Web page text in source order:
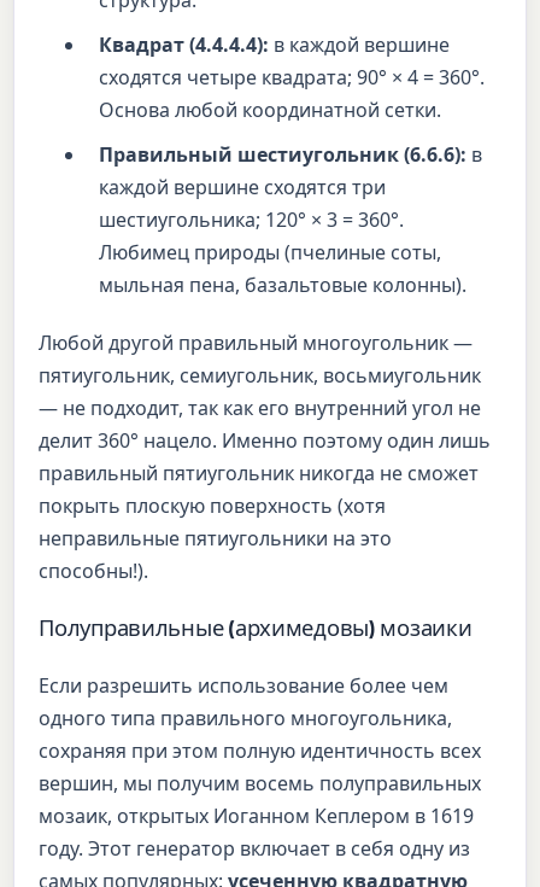
Квадрат (4.4.4.4): в каждой вершине
сходятся четыре квадрата; 90° × 4 = 360°.
Основа любой координатной сетки.
Правильный шестиугольник (6.6.6): в
каждой вершине сходятся три
шестиугольника; 120° × 3 = 360°.
Любимец природы (пчелиные соты,
мыльная пена, базальтовые колонны).
Любой другой правильный многоугольник —
пятиугольник, семиугольник, восьмиугольник
— не подходит, так как его внутренний угол не
делит 360° нацело. Именно поэтому один лишь
правильный пятиугольник никогда не сможет
покрыть плоскую поверхность (хотя
неправильные пятиугольники на это
способны!).
Полуправильные (архимедовы) мозаики
Если разрешить использование более чем
одного типа правильного многоугольника,
сохраняя при этом полную идентичность всех
вершин, мы получим восемь полуправильных
мозаик, открытых Иоганном Кеплером в 1619
году. Этот генератор включает в себя одну из
самых популярных:усеченную квадратную